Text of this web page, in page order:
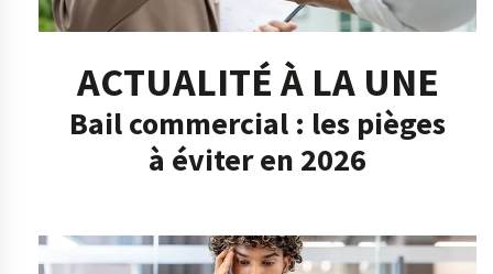
ACTUALITÉ À LA UNE
Bail commercial : les pièges
à éviter en 2026